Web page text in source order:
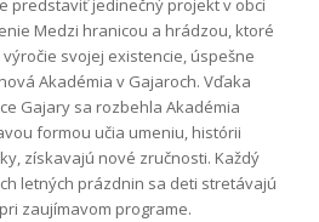
predstaviť jedinečný projekt v obci
Medzi hranicou a hrádzou, ktoré
svojej existencie, úspešne
Akadémia v Gajaroch. Vďaka
Gajary sa rozbehla Akadémia
formou učia umeniu, histórii
získavajú nové zručnosti. Každý
letných prázdnin sa deti stretávajú
zaujímavom programe.